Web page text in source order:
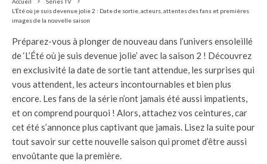
L’Été où je suis devenue jolie 2 : Date de sortie, acteurs, attentes des fans et premières
images de la nouvelle saison
Préparez-vous à plonger de nouveau dans l’univers ensoleillé
de ‘L’Été où je suis devenue jolie’ avec la saison 2 ! Découvrez
en exclusivité la date de sortie tant attendue, les surprises qui
vous attendent, les acteurs incontournables et bien plus
encore. Les fans de la série n’ont jamais été aussi impatients,
et on comprend pourquoi ! Alors, attachez vos ceintures, car
cet été s’annonce plus captivant que jamais. Lisez la suite pour
tout savoir sur cette nouvelle saison qui promet d’être aussi
envoûtante que la première.